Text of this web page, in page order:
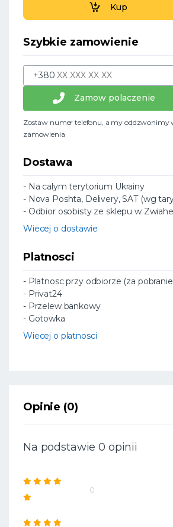
Kup
Szybkie zamowienie
+380
Zamow polaczenie
Zostaw numer telefonu, a my oddzwonimy
zamowienia
Dostawa
- Na calym terytorium Ukrainy
- Nova Poshta, Delivery, SAT (wg
- Odbior osobisty ze sklepu w
Wiecej o dostawie
Platnosci
- Platnosc przy odbiorze (za
- Privat24
- Przelew bankowy
- Gotowka
Wiecej o platnosci
Opinie (0)
Na podstawie 0 opinii
0